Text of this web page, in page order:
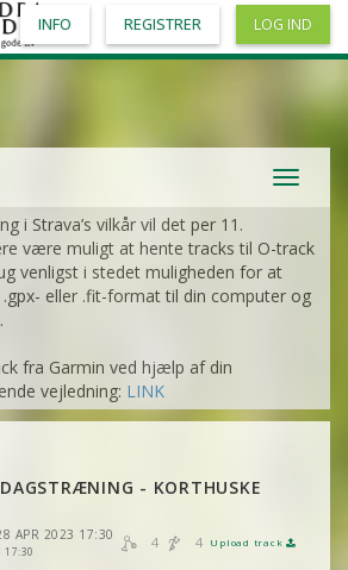
Toggle
i Strava’s vilkår vil det per 11.
være muligt at hente tracks til O-track
venligst i stedet muligheden for at
eller .fit-format til din computer og
fra Garmin ved hjælp af din
vejledning: LINK
- KORTHUSKE
APR 2023 17:30
17:30
4 4 Upload track
INFO REGISTRER LOG IND